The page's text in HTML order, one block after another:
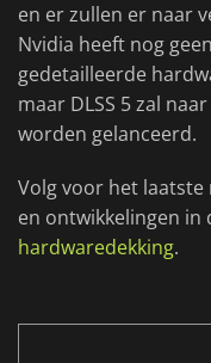
en er zullen er naar
Nvidia heeft nog
gedetailleerde
maar DLSS 5 zal
worden gelanceerd.
Volg voor het
en ontwikkelingen in
hardwaredekking.